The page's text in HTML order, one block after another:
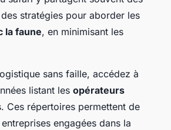
stratégies pour aborder les
la faune, en minimisant les
sans faille, accédez à
listant les opérateurs
Ces répertoires permettent de
engagées dans la